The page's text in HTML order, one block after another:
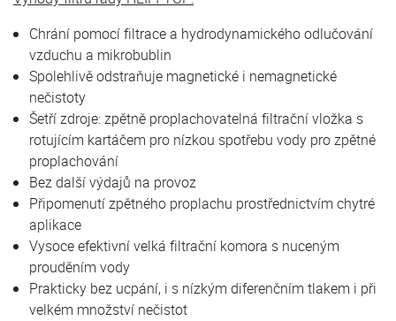
Chrání pomocí filtrace a hydrodynamického odlučování
vzduchu a mikrobublin
Spolehlivě odstraňuje magnetické i nemagnetické
nečistoty
Šetří zdroje: zpětně proplachovatelná filtrační vložka s
rotujícím kartáčem pro nízkou spotřebu vody pro zpětné
proplachování
Bez další výdajů na provoz
Připomenutí zpětného proplachu prostřednictvím chytré
aplikace
Vysoce efektivní velká filtrační komora s nuceným
prouděním vody
Prakticky bez ucpání, i s nízkým diferenčním tlakem i při
velkém množství nečistot